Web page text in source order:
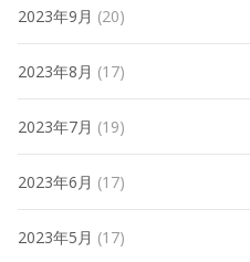
2023年9月 (20)
2023年8月 (17)
2023年7月 (19)
2023年6月 (17)
2023年5月 (17)